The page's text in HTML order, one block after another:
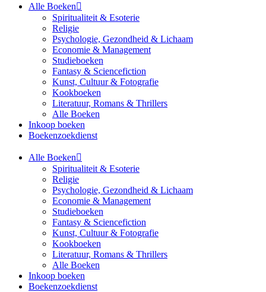
Alle Boeken
Spiritualiteit & Esoterie
Religie
Psychologie, Gezondheid & Lichaam
Economie & Management
Studieboeken
Fantasy & Sciencefiction
Kunst, Cultuur & Fotografie
Kookboeken
Literatuur, Romans & Thrillers
Alle Boeken
Inkoop boeken
Boekenzoekdienst
Alle Boeken
Spiritualiteit & Esoterie
Religie
Psychologie, Gezondheid & Lichaam
Economie & Management
Studieboeken
Fantasy & Sciencefiction
Kunst, Cultuur & Fotografie
Kookboeken
Literatuur, Romans & Thrillers
Alle Boeken
Inkoop boeken
Boekenzoekdienst